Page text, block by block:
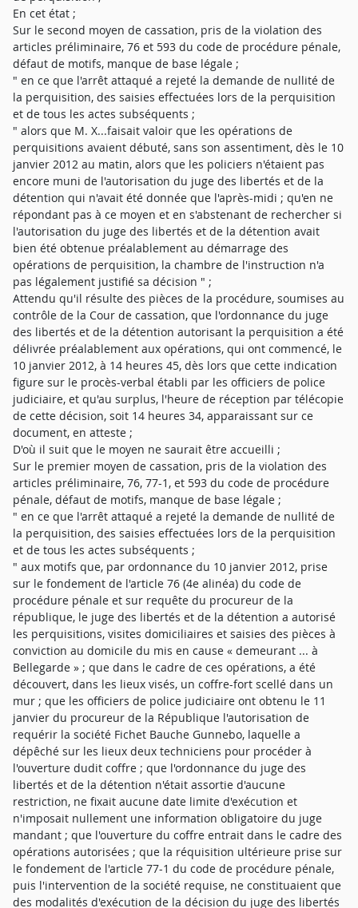
En cet état ;
Sur le second moyen de cassation, pris de la violation des
articles préliminaire, 76 et 593 du code de procédure pénale,
défaut de motifs, manque de base légale ;
" en ce que l'arrêt attaqué a rejeté la demande de nullité de
la perquisition, des saisies effectuées lors de la perquisition
et de tous les actes subséquents ;
" alors que M. X...faisait valoir que les opérations de
perquisitions avaient débuté, sans son assentiment, dès le 10
janvier 2012 au matin, alors que les policiers n'étaient pas
encore muni de l'autorisation du juge des libertés et de la
détention qui n'avait été donnée que l'après-midi ; qu'en ne
répondant pas à ce moyen et en s'abstenant de rechercher si
l'autorisation du juge des libertés et de la détention avait
bien été obtenue préalablement au démarrage des
opérations de perquisition, la chambre de l'instruction n'a
pas légalement justifié sa décision " ;
Attendu qu'il résulte des pièces de la procédure, soumises au
contrôle de la Cour de cassation, que l'ordonnance du juge
des libertés et de la détention autorisant la perquisition a été
délivrée préalablement aux opérations, qui ont commencé, le
10 janvier 2012, à 14 heures 45, dès lors que cette indication
figure sur le procès-verbal établi par les officiers de police
judiciaire, et qu'au surplus, l'heure de réception par télécopie
de cette décision, soit 14 heures 34, apparaissant sur ce
document, en atteste ;
D'où il suit que le moyen ne saurait être accueilli ;
Sur le premier moyen de cassation, pris de la violation des
articles préliminaire, 76, 77-1, et 593 du code de procédure
pénale, défaut de motifs, manque de base légale ;
" en ce que l'arrêt attaqué a rejeté la demande de nullité de
la perquisition, des saisies effectuées lors de la perquisition
et de tous les actes subséquents ;
" aux motifs que, par ordonnance du 10 janvier 2012, prise
sur le fondement de l'article 76 (4e alinéa) du code de
procédure pénale et sur requête du procureur de la
république, le juge des libertés et de la détention a autorisé
les perquisitions, visites domiciliaires et saisies des pièces à
conviction au domicile du mis en cause « demeurant ... à
Bellegarde » ; que dans le cadre de ces opérations, a été
découvert, dans les lieux visés, un coffre-fort scellé dans un
mur ; que les officiers de police judiciaire ont obtenu le 11
janvier du procureur de la République l'autorisation de
requérir la société Fichet Bauche Gunnebo, laquelle a
dépêché sur les lieux deux techniciens pour procéder à
l'ouverture dudit coffre ; que l'ordonnance du juge des
libertés et de la détention n'était assortie d'aucune
restriction, ne fixait aucune date limite d'exécution et
n'imposait nullement une information obligatoire du juge
mandant ; que l'ouverture du coffre entrait dans le cadre des
opérations autorisées ; que la réquisition ultérieure prise sur
le fondement de l'article 77-1 du code de procédure pénale,
puis l'intervention de la société requise, ne constituaient que
des modalités d'exécution de la décision du juge des libertés